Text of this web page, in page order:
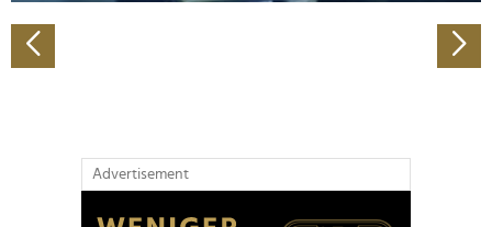
Partner führen diese Informationen möglicherweise mit
weiteren Daten zusammen, die Sie ihnen bereitgestellt
Advertisement